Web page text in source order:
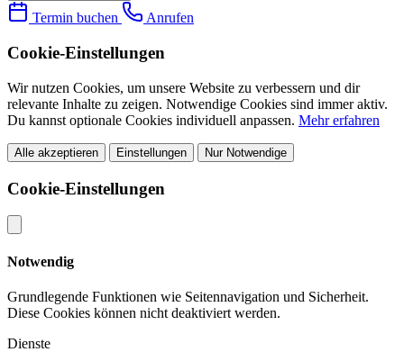
Termin buchen Anrufen
Cookie-Einstellungen
Wir nutzen Cookies, um unsere Website zu verbessern und dir
relevante Inhalte zu zeigen. Notwendige Cookies sind immer aktiv.
Du kannst optionale Cookies individuell anpassen. Mehr erfahren
Alle akzeptieren Einstellungen Nur Notwendige
Cookie-Einstellungen
Notwendig
Grundlegende Funktionen wie Seitennavigation und Sicherheit.
Diese Cookies können nicht deaktiviert werden.
Dienste